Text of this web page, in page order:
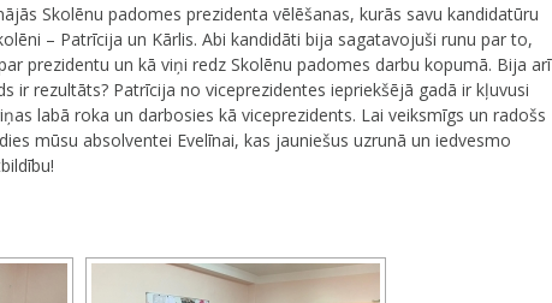
Skolēnu padomes prezidenta vēlēšanas, kurās savu kandidatūru
– Patrīcija un Kārlis. Abi kandidāti bija sagatavojuši runu par to,
prezidentu un kā viņi redz Skolēnu padomes darbu kopumā. Bija arī
ir rezultāts? Patrīcija no viceprezidentes iepriekšējā gadā ir kļuvusi
labā roka un darbosies kā viceprezidents. Lai veiksmīgs un radošs
mūsu absolventei Evelīnai, kas jauniešus uzrunā un iedvesmo